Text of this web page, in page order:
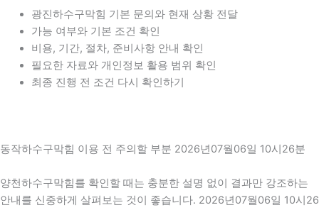
광진하수구막힘 기본 문의와 현재 상황 전달
가능 여부와 기본 조건 확인
비용, 기간, 절차, 준비사항 안내 확인
필요한 자료와 개인정보 활용 범위 확인
최종 진행 전 조건 다시 확인하기
동작하수구막힘 이용 전 주의할 부분 2026년07월06일 10시26분
양천하수구막힘를 확인할 때는 충분한 설명 없이 결과만 강조하는
안내를 신중하게 살펴보는 것이 좋습니다. 2026년07월06일 10시26